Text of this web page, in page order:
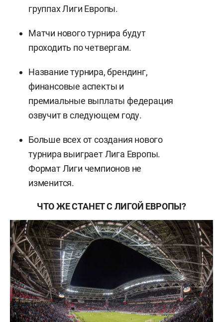
группах Лиги Европы.
Матчи нового турнира будут
проходить по четвергам.
Название турнира, брендинг,
финансовые аспекты и
премиальные выплаты федерация
озвучит в следующем году.
Больше всех от создания нового
турнира выиграет Лига Европы.
Формат Лиги чемпионов не
изменится.
ЧТО ЖЕ СТАНЕТ С ЛИГОЙ ЕВРОПЫ?